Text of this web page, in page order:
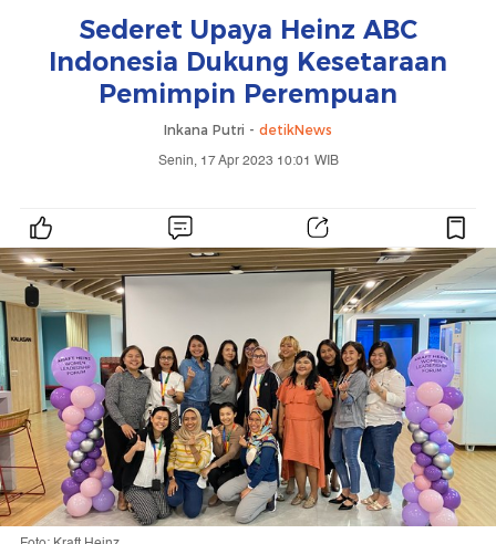
Sederet Upaya Heinz ABC
Indonesia Dukung Kesetaraan
Pemimpin Perempuan
Inkana Putri - detikNews
Senin, 17 Apr 2023 10:01 WIB